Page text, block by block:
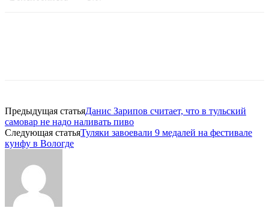
Предыдущая статьяДанис Зарипов считает, что в тульский
самовар не надо наливать пиво
Следующая статьяТуляки завоевали 9 медалей на фестивале
кунфу в Вологде